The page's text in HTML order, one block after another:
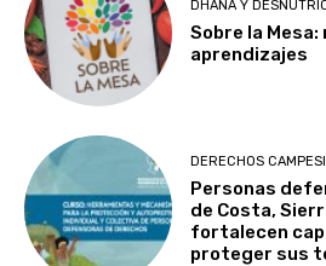
DHANA Y
Sobre la
aprendizajes
DERECHOS
Personas
de Costa,
fortalecen
proteger sus